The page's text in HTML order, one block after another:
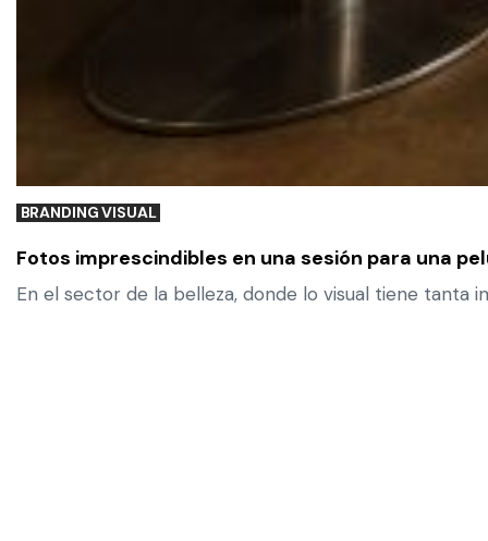
BRANDING VISUAL
Fotos imprescindibles en una sesión para una
En el sector de la belleza, donde lo visual tiene tanta